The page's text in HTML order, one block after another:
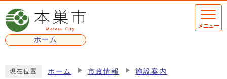
ページの先頭です
ホーム
メニュー
現在位置 ホーム 市政情報 施設案内